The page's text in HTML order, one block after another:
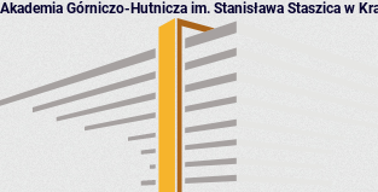
Akademia Górniczo-Hutnicza im. Stanisława Staszica w